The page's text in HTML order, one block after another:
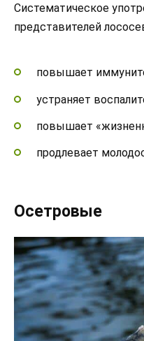
Систематическое
представителей
повышает
устраняет
повышает
продлевает
Осетровые